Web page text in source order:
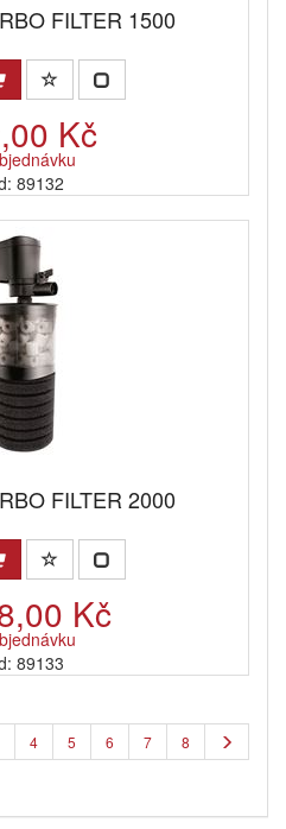
FILTER 1500
Kč
89132
FILTER 2000
Kč
89133
4 5 6 7 8